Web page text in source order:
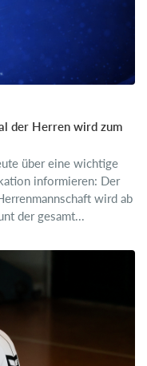
der Herren wird zum
über eine wichtige
informieren: Der
wird ab
der gesamt...